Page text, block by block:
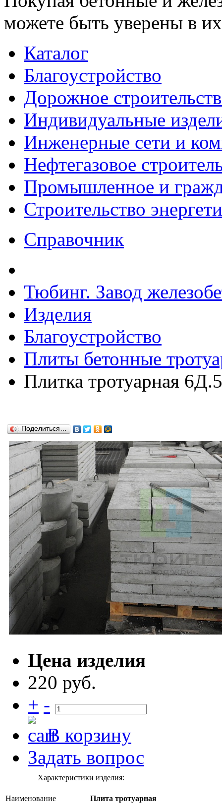
можете быть уверены в их
Каталог
Благоустройство
Дорожное
Индивидуальные
Инженерные сети и
Нефтегазовое
Промышленное и
Строительство
Справочник
Тюбинг. Завод
Изделия
Благоустройство
Плиты бетонные
Плитка тротуарная
Поделиться…
Цена изделия
220 руб.
+ -
В корзину
Задать вопрос
Характеристики изделия:
Наименование Плита тротуарная